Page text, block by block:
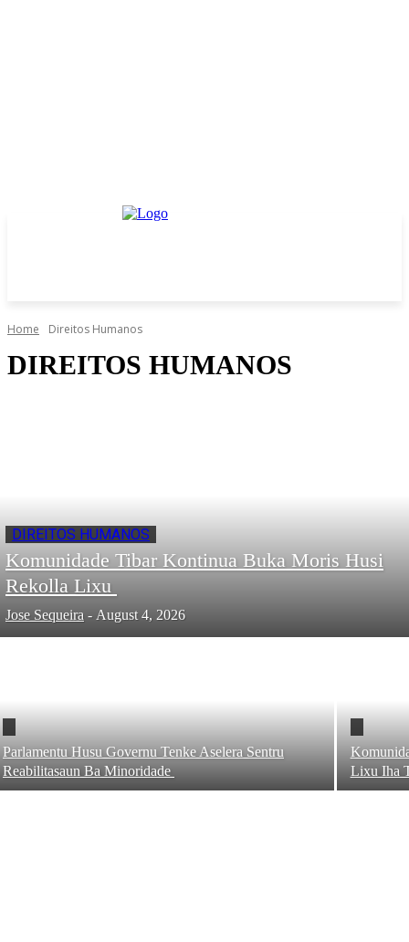
Home Direitos Humanos
DIREITOS HUMANOS
DIREITOS HUMANOS
Komunidade Tibar Kontinua Buka Moris Husi
Rekolla Lixu
Jose Sequeira - August 4, 2026
Parlamentu Husu Governu Tenke Aselera Sentru
Reabilitasaun Ba Minoridade
Lixu Iha